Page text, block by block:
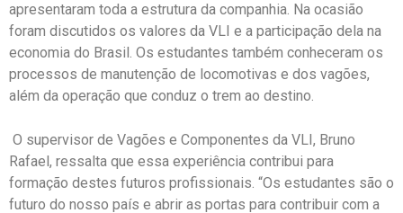
apresentaram toda a estrutura da companhia. Na ocasião
foram discutidos os valores da VLI e a participação dela na
economia do Brasil. Os estudantes também conheceram os
processos de manutenção de locomotivas e dos vagões,
além da operação que conduz o trem ao destino.
O supervisor de Vagões e Componentes da VLI, Bruno
Rafael, ressalta que essa experiência contribui para
formação destes futuros profissionais. “Os estudantes são o
futuro do nosso país e abrir as portas para contribuir com a